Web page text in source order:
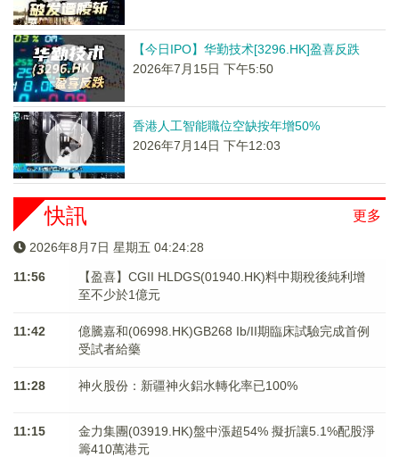
【今日IPO】华勤技术[3296.HK]盈喜反跌
2026年7月15日 下午5:50
香港人工智能職位空缺按年增50%
2026年7月14日 下午12:03
更多
快訊
2026年8月7日 星期五 04:24:28
11:56
【盈喜】CGII HLDGS(01940.HK)料中期稅後純利增
至不少於1億元
11:42
億騰嘉和(06998.HK)GB268 Ib/II期臨床試驗完成首例
受試者給藥
11:28 神火股份：新疆神火鋁水轉化率已100%
11:15
金力集團(03919.HK)盤中漲超54% 擬折讓5.1%配股淨
籌410萬港元